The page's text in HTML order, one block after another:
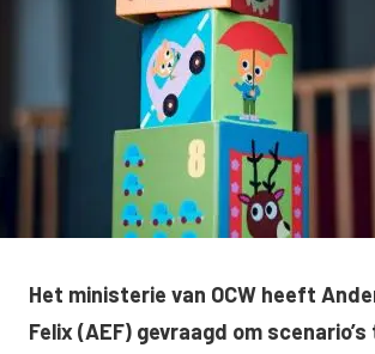
Het ministerie van OCW heeft
Felix (AEF) gevraagd om scenario’s